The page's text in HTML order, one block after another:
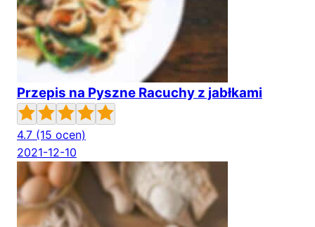
Przepis na Pyszne Racuchy z jabłkami
4.7 (15 ocen)
2021-12-10